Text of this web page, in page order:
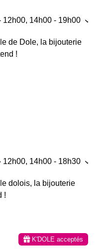
12h00, 14h00 - 19h00
de Dole, la bijouterie
!
12h00, 14h00 - 18h30
dolois, la bijouterie
!
K'DOLE acceptés